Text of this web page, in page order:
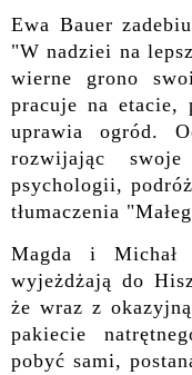
Ewa Bauer
"W nadziei na
wierne grono
pracuje na
uprawia ogród.
rozwijając
psychologii,
tłumaczenia
Magda i Michał
wyjeżdżają do
że wraz z
pakiecie
pobyć sami,